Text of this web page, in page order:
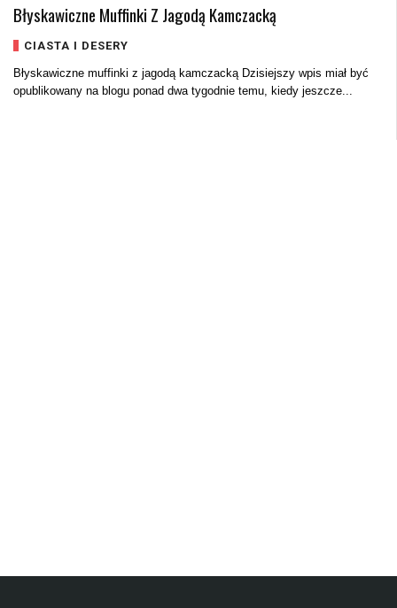
Błyskawiczne Muffinki Z Jagodą Kamczacką
CIASTA I DESERY
Błyskawiczne muffinki z jagodą kamczacką Dzisiejszy wpis miał być
opublikowany na blogu ponad dwa tygodnie temu, kiedy jeszcze...